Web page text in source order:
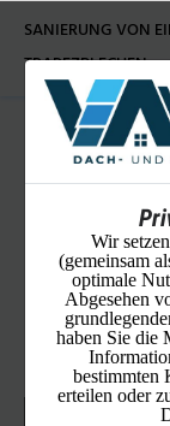
SANIERUNG VON
TRAPEZBLECHEN
Wir
(gemeinsam
optimale
Abgesehen
haben Sie die
bestimmten
erteilen oder